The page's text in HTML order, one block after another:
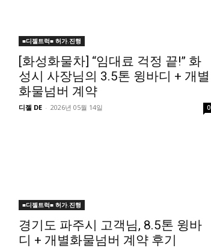
■디젤트럭■ 허가.진행
[화성화물차] “임대료 걱정 끝!” 화
성시 사장님의 3.5톤 윙바디 + 개별
화물넘버 계약
디젤 DE - 2026년 05월 14일 0
■디젤트럭■ 허가.진행
경기도 파주시 고객님, 8.5톤 윙바
디 + 개별화물넘버 계약 후기